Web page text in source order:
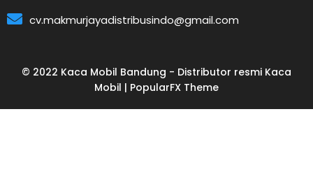
cv.makmurjayadistribusindo@gmail.com
© 2022 Kaca Mobil Bandung - Distributor resmi Kaca
Mobil | PopularFX Theme